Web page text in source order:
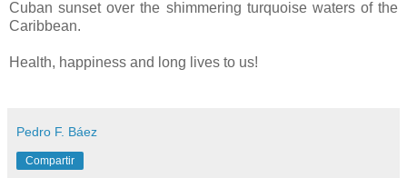
Cuban sunset over the shimmering turquoise waters of the
Caribbean.
Health, happiness and long lives to us!
Pedro F. Báez
Compartir